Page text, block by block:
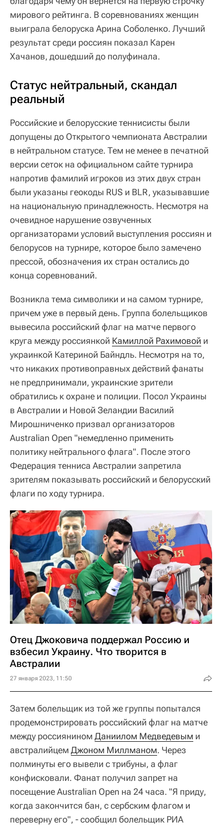
мирового рейтинга. В соревнованиях женщин
выиграла белоруска Арина Соболенко. Лучший
результат среди россиян показал Карен
Хачанов, дошедший до полуфинала.
Статус нейтральный, скандал
реальный
Российские и белорусские теннисисты были
допущены до Открытого чемпионата Австралии
в нейтральном статусе. Тем не менее в печатной
версии сеток на официальном сайте турнира
напротив фамилий игроков из этих двух стран
были указаны геокоды RUS и BLR, указывавшие
на национальную принадлежность. Несмотря на
очевидное нарушение озвученных
организаторами условий выступления россиян и
белорусов на турнире, которое было замечено
прессой, обозначения их стран остались до
конца соревнований.
Возникла тема символики и на самом турнире,
причем уже в первый день. Группа болельщиков
вывесила российский флаг на матче первого
круга между россиянкой Камиллой Рахимовой и
украинкой Катериной Байндль. Несмотря на то,
что никаких противоправных действий фанаты
не предпринимали, украинские зрители
обратились к охране и полиции. Посол Украины
в Австралии и Новой Зеландии Василий
Мирошниченко призвал организаторов
Australian Open "немедленно применить
политику нейтрального флага". После этого
Федерация тенниса Австралии запретила
зрителям показывать российский и белорусский
флаги по ходу турнира.
Отец Джоковича поддержал Россию и
взбесил Украину. Что творится в
Австралии
27 января 2023, 11:50
Затем болельщик из той же группы попытался
продемонстрировать российский флаг на матче
между россиянином Даниилом Медведевым и
австралийцем Джоном Миллманом. Через
полминуты его вывели с трибуны, а флаг
конфисковали. Фанат получил запрет на
посещение Australian Open на 24 часа. "Я приду,
когда закончится бан, с сербским флагом и
переверну его", - сообщил болельщик РИА